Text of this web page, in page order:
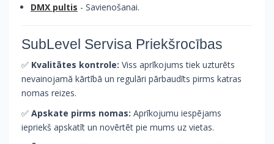
DMX pultis - Savienošanai.
SubLevel Servisa Priekšrocības
✅ Kvalitātes kontrole: Viss aprīkojums tiek uzturēts
nevainojamā kārtībā un regulāri pārbaudīts pirms katras
nomas reizes.
✅ Apskate pirms nomas: Aprīkojumu iespējams
iepriekš apskatīt un novērtēt pie mums uz vietas.